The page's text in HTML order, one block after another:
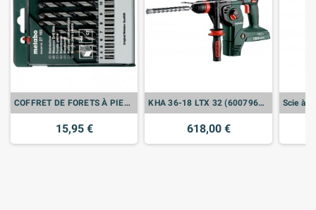
COFFRET DE FORETS À PIERRE, 8 PIÈCES
15,95 €
KHA 36-18 LTX 32 (600796840) MARTEAU SANS FIL (VENDU SANS BATTERIE)
618,00 €